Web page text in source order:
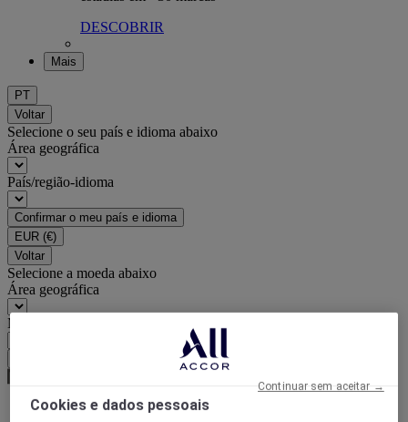
DESCOBRIR
Mais
PT
Voltar
Selecione o seu país e idioma abaixo
Área geográfica
País/região-idioma
Confirmar o meu país e idioma
EUR (€)
Voltar
Selecione a moeda abaixo
Área geográfica
Moeda
Cookies e dados pessoais
Continuar sem aceitar →